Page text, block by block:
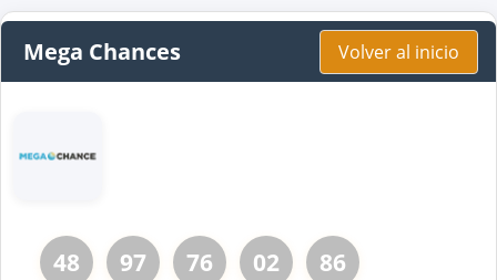
Mega Chances Volver al inicio
48 97 76 02 86